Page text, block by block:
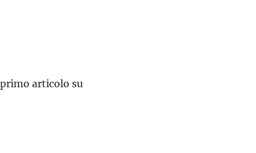
articolo su